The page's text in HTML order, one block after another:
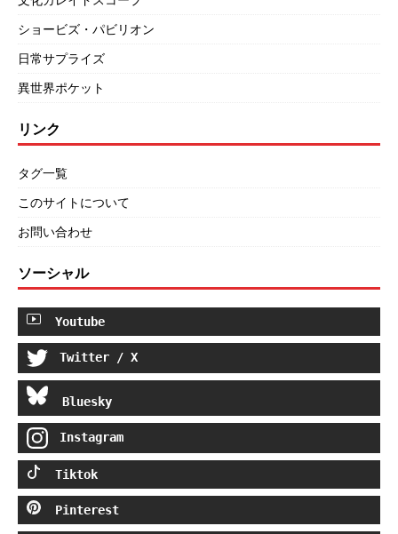
ショービズ・パビリオン
日常サプライズ
異世界ポケット
リンク
タグ一覧
このサイトについて
お問い合わせ
ソーシャル
Youtube
Twitter / X
Bluesky
Instagram
Tiktok
Pinterest